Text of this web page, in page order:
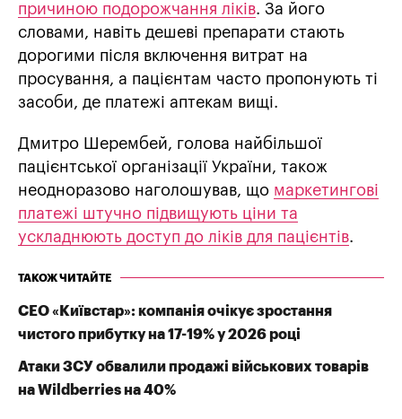
причиною подорожчання ліків. За його
словами, навіть дешеві препарати стають
дорогими після включення витрат на
просування, а пацієнтам часто пропонують ті
засоби, де платежі аптекам вищі.
Дмитро Шерембей, голова найбільшої
пацієнтської організації України, також
неодноразово наголошував, що маркетингові
платежі штучно підвищують ціни та
ускладнюють доступ до ліків для пацієнтів.
ТАКОЖ ЧИТАЙТЕ
СЕО «Київстар»: компанія очікує зростання
чистого прибутку на 17-19% у 2026 році
Атаки ЗСУ обвалили продажі військових товарів
на Wildberries на 40%